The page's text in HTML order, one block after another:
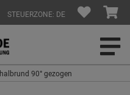
STEUERZONE: DE
90° gezogen